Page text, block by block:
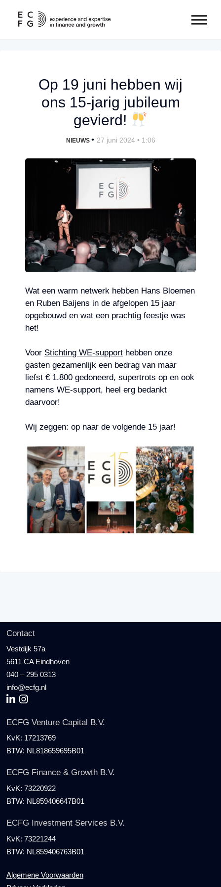
Op 19 juni hebben wij
ons 15-jarig jubileum
gevierd!
NIEUWS • 27 juni 2024 • 1:06
Wat een warm netwerk hebben Hans Bloemen
en Ruben Baijens in de afgelopen 15 jaar
opgebouwd en wat een prachtig feestje was
het!
Voor Stichting WE-support hebben onze
gasten gezamenlijk een bedrag van maar
liefst € 1.800 gedoneerd, supertrots op en ook
namens WE-support, heel erg bedankt
daarvoor!
Wij zeggen: op naar de volgende 15 jaar!
Contact
Vestdijk 57a
5611 CA Eindhoven
040 – 295 0313
info@ecfg.nl
ECFG Venture Capital B.V.
KvK: 17213769
BTW: NL818659695B01
ECFG Finance & Growth B.V.
KvK: 73220922
BTW: NL859406647B01
ECFG Investment Services B.V.
KvK: 73221244
BTW: NL859406763B01
Algemene Voorwaarden